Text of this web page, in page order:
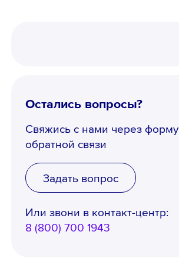
Остались вопросы?
Свяжись с нами через форму
обратной связи
Задать вопрос
Или звони в контакт-центр:
8 (800) 700 1943
Телефон *